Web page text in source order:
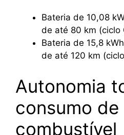
Bateria de 10,08
de até 80 km (ciclo
Bateria de 15,8
de até 120 km
Autonomia
consumo de
combustível